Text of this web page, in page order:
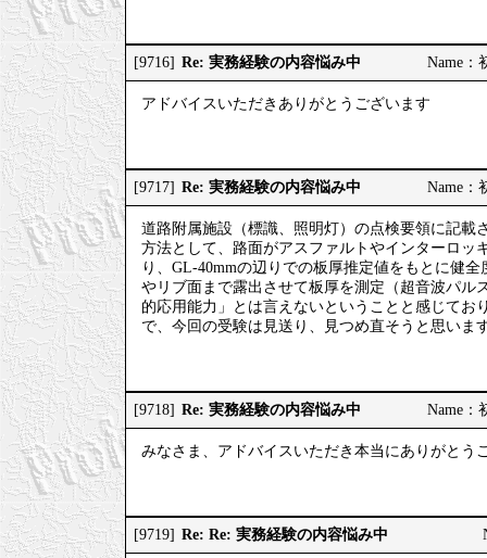
[9716] Re: 実務経験の内容悩み中 Name：
アドバイスいただきありがとうございます
[9717] Re: 実務経験の内容悩み中 Name：
道路附属施設（標識、照明灯）の点検要領に記載
方法として、路面がアスファルトやインターロッ
り、GL-40mmの辺りでの板厚推定値をもとに健
やリブ面まで露出させて板厚を測定（超音波パル
的応用能力」とは言えないということと感じて
で、今回の受験は見送り、見つめ直そうと思いま
[9718] Re: 実務経験の内容悩み中 Name：
みなさま、アドバイスいただき本当にありがとう
[9719] Re: Re: 実務経験の内容悩み中